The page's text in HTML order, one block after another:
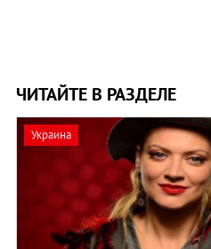
ЧИТАЙТЕ В РАЗДЕЛЕ
Украина